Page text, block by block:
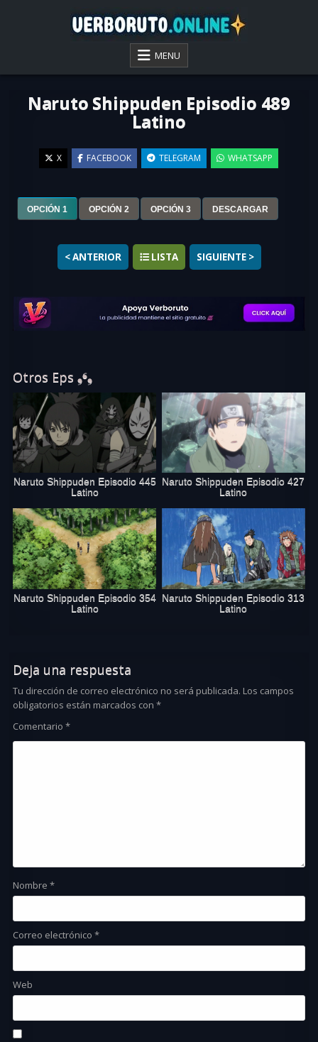
VER BORUTO ONLINE
MENU
Naruto Shippuden Episodio 489
Latino
X FACEBOOK TELEGRAM WHATSAPP
OPCIÓN 1 OPCIÓN 2 OPCIÓN 3 DESCARGAR
▶
< ANTERIOR LISTA SIGUIENTE >
Otros Eps ❟❛❟
Naruto Shippuden Episodio 445
Latino
Naruto Shippuden Episodio 427
Latino
Naruto Shippuden Episodio 354
Latino
Naruto Shippuden Episodio 313
Latino
Deja una respuesta
Tu dirección de correo electrónico no será publicada. Los campos
obligatorios están marcados con*
Comentario*
Nombre*
Correo electrónico*
Web